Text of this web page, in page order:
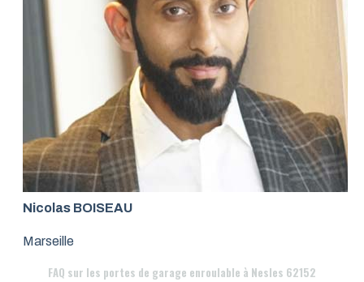
Nicolas BOISEAU
Marseille
FAQ sur les portes de garage enroulable à Nesles 62152